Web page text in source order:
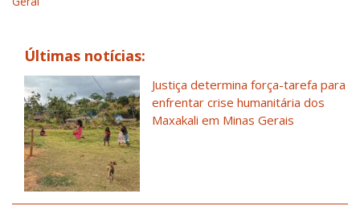
Últimas notícias:
Justiça determina força-tarefa para
enfrentar crise humanitária dos
Maxakali em Minas Gerais